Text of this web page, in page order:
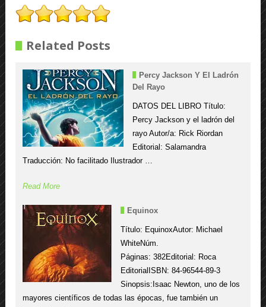
Related Posts
Percy Jackson Y El Ladrón
Del Rayo
DATOS DEL LIBRO Título:
Percy Jackson y el ladrón del
rayo Autor/a: Rick Riordan
Editorial: Salamandra
Traducción: No facilitado Ilustrador …
Read More
Equinox
Título: EquinoxAutor: Michael
WhiteNúm.
Páginas: 382Editorial: Roca
EditorialISBN: 84-96544-89-3
Sinopsis:Isaac Newton, uno de los
mayores científicos de todas las épocas, fue también un